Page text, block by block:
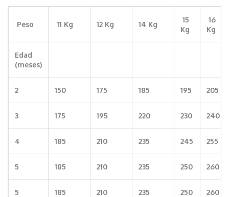
Peso 11 Kg 12 Kg 14 Kg
15
Kg
16
Kg
Edad
(meses)
2 150 175 185 195 205
3 175 195 220 230 240
4 185 210 235 245 255
5 185 210 235 250 260
5 185 210 235 250 260